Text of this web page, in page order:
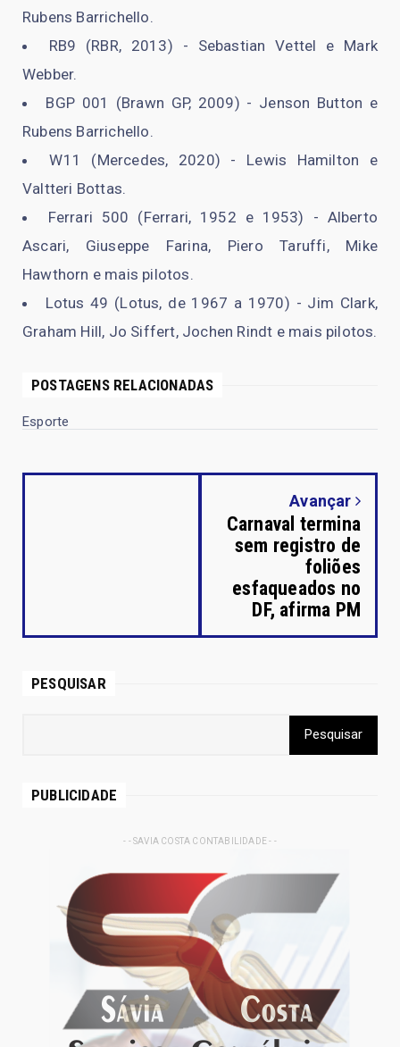
Rubens Barrichello.
RB9 (RBR, 2013) - Sebastian Vettel e Mark
Webber.
BGP 001 (Brawn GP, 2009) - Jenson Button e
Rubens Barrichello.
W11 (Mercedes, 2020) - Lewis Hamilton e
Valtteri Bottas.
Ferrari 500 (Ferrari, 1952 e 1953) - Alberto
Ascari, Giuseppe Farina, Piero Taruffi, Mike
Hawthorn e mais pilotos.
Lotus 49 (Lotus, de 1967 a 1970) - Jim Clark,
Graham Hill, Jo Siffert, Jochen Rindt e mais pilotos.
POSTAGENS RELACIONADAS
Esporte
Avançar
Carnaval termina
sem registro de
foliões
esfaqueados no
DF, afirma PM
PESQUISAR
PUBLICIDADE
- - SAVIA COSTA CONTABILIDADE - -